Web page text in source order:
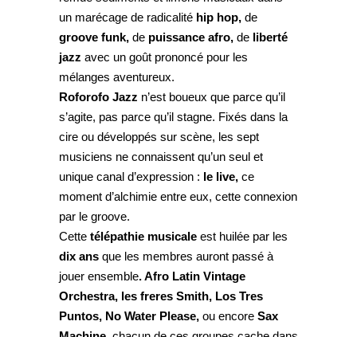
un marécage de radicalité hip hop, de
groove funk, de puissance afro, de liberté
jazz avec un goût prononcé pour les
mélanges aventureux.
Roforofo Jazz n’est boueux que parce qu’il
s’agite, pas parce qu’il stagne. Fixés dans la
cire ou développés sur scène, les sept
musiciens ne connaissent qu’un seul et
unique canal d’expression : le live, ce
moment d’alchimie entre eux, cette connexion
par le groove.
Cette télépathie musicale est huilée par les
dix ans que les membres auront passé à
jouer ensemble. Afro Latin Vintage
Orchestra, les freres Smith, Los Tres
Puntos, No Water Please, ou encore Sax